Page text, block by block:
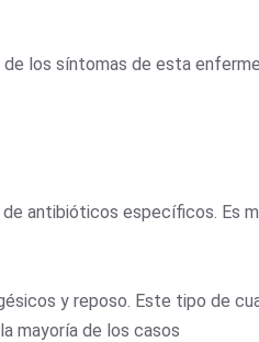
los síntomas de esta
antibióticos específicos. Es
y reposo. Este tipo de
mayoría de los casos